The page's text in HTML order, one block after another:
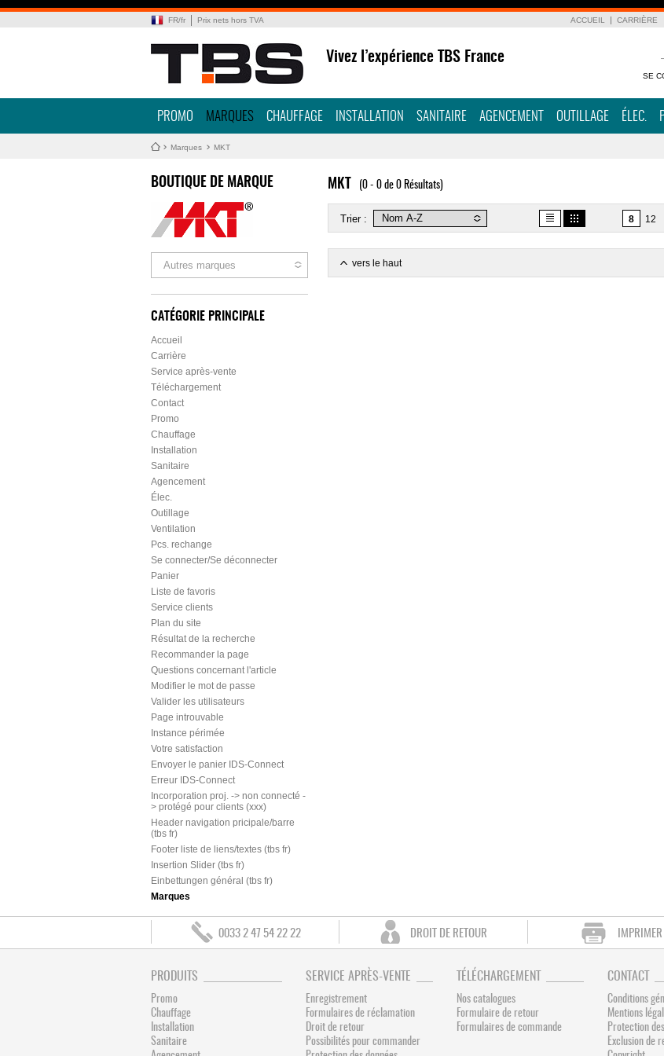
FR/fr Prix nets hors TVA ACCUEIL CARRIÈRE
Vivez l’expérience TBS France
SE
PROMO MARQUES CHAUFFAGE INSTALLATION SANITAIRE AGENCEMENT OUTILLAGE ÉLEC.
Marques MKT
BOUTIQUE DE MARQUE
Autres marques
CATÉGORIE PRINCIPALE
Accueil
Carrière
Service après-vente
Téléchargement
Contact
Promo
Chauffage
Installation
Sanitaire
Agencement
Élec.
Outillage
Ventilation
Pcs. rechange
Se connecter/Se déconnecter
Panier
Liste de favoris
Service clients
Plan du site
Résultat de la recherche
Recommander la page
Questions concernant l'article
Modifier le mot de passe
Valider les utilisateurs
Page introuvable
Instance périmée
Votre satisfaction
Envoyer le panier IDS-Connect
Erreur IDS-Connect
Incorporation proj. -> non connecté -
> protégé pour clients (xxx)
Header navigation pricipale/barre
(tbs fr)
Footer liste de liens/textes (tbs fr)
Insertion Slider (tbs fr)
Einbettungen général (tbs fr)
Marques
MKT (0 - 0 de 0 Résultats)
Trier : 8 12
vers le haut
0033 2 47 54 22 22 DROIT DE RETOUR IMPRIMER
PRODUITS
Promo
Chauffage
Installation
Sanitaire
SERVICE APRÈS-VENTE
Enregistrement
Formulaires de réclamation
Droit de retour
Possibilités pour commander
TÉLÉCHARGEMENT
Nos catalogues
Formulaire de retour
Formulaires de commande
CONTACT
Conditions
Mentions
Protection
Exclusion de